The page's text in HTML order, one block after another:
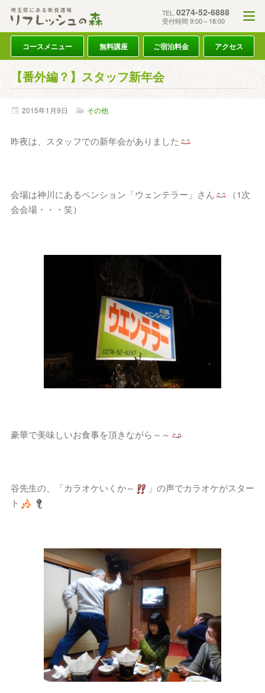
TEL. 0274-52-6888
受付時間 9:00～18:00
コースメニュー 無料講座 ご宿泊料金 アクセス
【番外編？】スタッフ新年会
2015年1月9日 その他
昨夜は、スタッフでの新年会がありました
会場は神川にあるペンション「ウェンテラー」さん
（1次
会会場・・・笑）
豪華で美味しいお食事を頂きながら～～
谷先生の、「カラオケいくか～
」の声でカラオケがスター
ト